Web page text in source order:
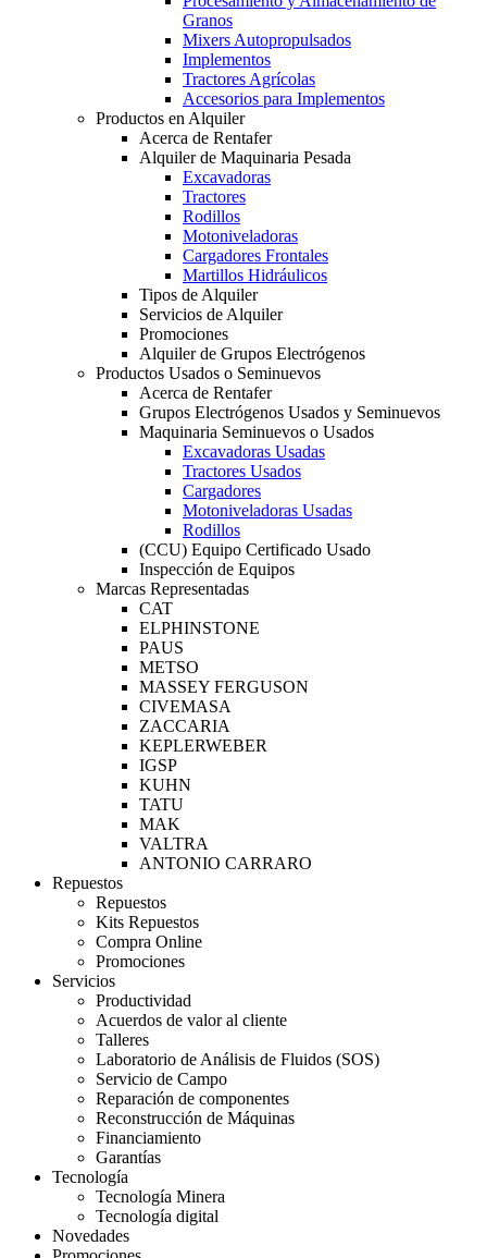
Granos
Mixers Autopropulsados
Implementos
Tractores Agrícolas
Accesorios para Implementos
Productos en Alquiler
Acerca de Rentafer
Alquiler de Maquinaria Pesada
Excavadoras
Tractores
Rodillos
Motoniveladoras
Cargadores Frontales
Martillos Hidráulicos
Tipos de Alquiler
Servicios de Alquiler
Promociones
Alquiler de Grupos Electrógenos
Productos Usados o Seminuevos
Acerca de Rentafer
Grupos Electrógenos Usados y Seminuevos
Maquinaria Seminuevos o Usados
Excavadoras Usadas
Tractores Usados
Cargadores
Motoniveladoras Usadas
Rodillos
(CCU) Equipo Certificado Usado
Inspección de Equipos
Marcas Representadas
CAT
ELPHINSTONE
PAUS
METSO
MASSEY FERGUSON
CIVEMASA
ZACCARIA
KEPLERWEBER
IGSP
KUHN
TATU
MAK
VALTRA
ANTONIO CARRARO
Repuestos
Repuestos
Kits Repuestos
Compra Online
Promociones
Servicios
Productividad
Acuerdos de valor al cliente
Talleres
Laboratorio de Análisis de Fluidos (SOS)
Servicio de Campo
Reparación de componentes
Reconstrucción de Máquinas
Financiamiento
Garantías
Tecnología
Tecnología Minera
Tecnología digital
Novedades